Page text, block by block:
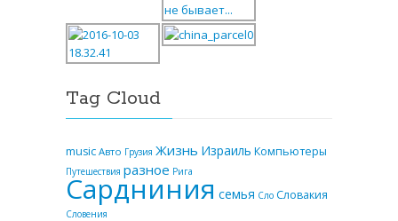
Tag Cloud
music Авто Грузия Жизнь Израиль Компьютеры
Путешествия разное Рига
Сардниния семья Сло Словакия
Словения